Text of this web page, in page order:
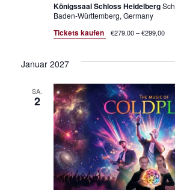
Königssaal Schloss Heidelberg
Baden-Württemberg, Germany
Tickets kaufen €279,00 – €299,00
Januar 2027
SA.
2